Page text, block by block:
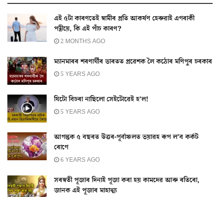
এই ৫টা কাৰণতেই স্বামীৰ প্ৰতি আকৰ্ষণ হেৰুৱাই এগৰাকী
পত্নীয়ে, কি এই পাঁচ কাৰণ?
2 MONTHS AGO
ম্যানমাৰৰ শৰণাৰ্থীৰ ভাৰতত প্ৰৱেশক লৈ কঠোৰ মণিপুৰ চৰকাৰ
5 YEARS AGO
যিটো বিচৰা নাছিলো সেইটোৱেই হ’ল!
5 YEARS AGO
আগন্তুক ৫ বছৰত উত্তৰ-পূর্বাঞ্চলত ভয়াৱহ ৰূপ ল’ব কর্কট
ৰোগে
6 YEARS AGO
সৰস্বতী পূজাৰ দিনাই পূজা কৰা হয় কামদেৱ আৰু ৰতিৰো,
জানক এই পূজাৰ মাহাত্ম্য